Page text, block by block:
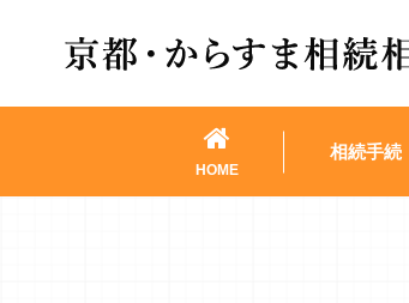
HOME
相続手続